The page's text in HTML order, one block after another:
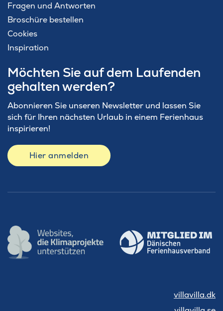
Fragen und Antworten
Broschüre bestellen
Cookies
Inspiration
Möchten Sie auf dem Laufenden
gehalten werden?
Abonnieren Sie unseren Newsletter und lassen Sie
sich für Ihren nächsten Urlaub in einem Ferienhaus
inspirieren!
Hier anmelden
villavilla.dk